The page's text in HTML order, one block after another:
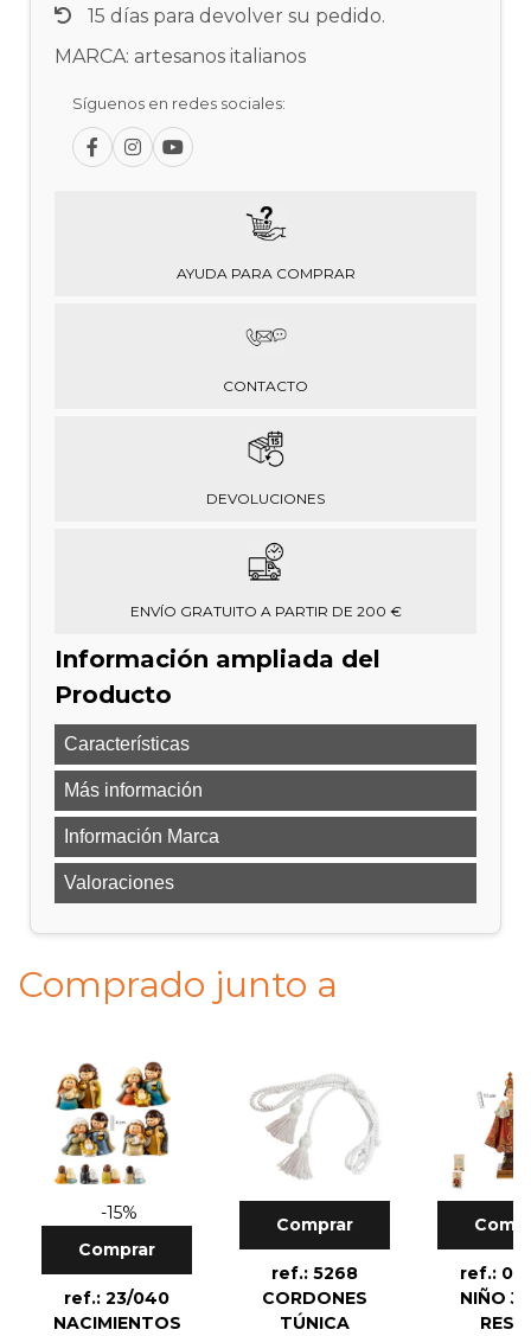
15 días para devolver su pedido.
MARCA: artesanos italianos
Síguenos en redes sociales:
AYUDA PARA COMPRAR
CONTACTO
DEVOLUCIONES
ENVÍO GRATUITO A PARTIR DE 200 €
Información ampliada del
Producto
Características
Más información
Información Marca
Valoraciones
Comprado junto a
-15%
Comprar
ref.: 23/040
NACIMIENTOS
Comprar
ref.: 5268
CORDONES
TÚNICA
ref.:
NIÑO